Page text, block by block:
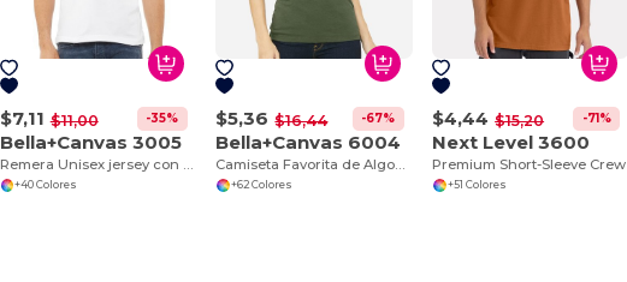
$7,11 $11,00 -35%
Bella+Canvas 3005
Remera Unisex jersey con cuello en V de manga corta
+40 Colores
$5,36 $16,44 -67%
Bella+Canvas 6004
Camiseta Favorita de Algodón Premium para Mujer
+62 Colores
$4,44 $15,20 -71%
Next Level 3600
Premium Short-Sleeve Crew
+51 Colores